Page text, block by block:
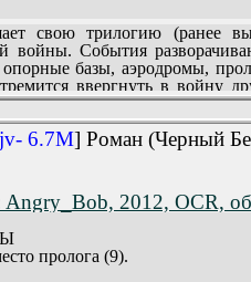
свою трилогию (ранее
войны. События
опорные базы, аэродромы,
ввергнуть в
6.7M] Роман (Черный
2012, OCR,
пролога (9).